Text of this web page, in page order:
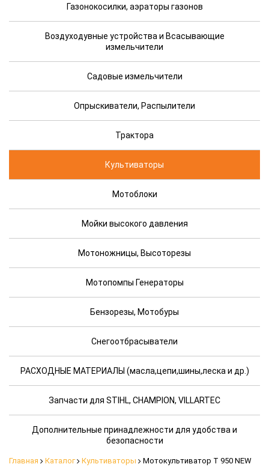
Газонокосилки, аэраторы газонов
Воздуходувные устройства и Всасывающие
измельчители
Садовые измельчители
Опрыскиватели, Распылители
Трактора
Культиваторы
Мотоблоки
Мойки высокого давления
Мотоножницы, Высоторезы
Мотопомпы Генераторы
Бензорезы, Мотобуры
Снегоотбрасыватели
РАСХОДНЫЕ МАТЕРИАЛЫ (масла,цепи,шины,леска и др.)
Запчасти для STIHL, CHAMPION, VILLARTEC
Дополнительные принадлежности для удобства и
безопасности
Главная Каталог Культиваторы Мотокультиватор T 950 NEW